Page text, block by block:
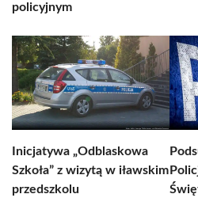
policyjnym
Inicjatywa „Odblaskowa
Szkoła” z wizytą w iławskim
przedszkolu